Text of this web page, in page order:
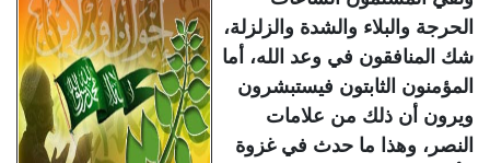
الحرجة والبلاء والشدة والزلزلة،
شك المنافقون في وعد الله، أما
المؤمنون الثابتون فيستبشرون
ويرون أن ذلك من علامات
النصر، وهذا ما حدث في غزوة